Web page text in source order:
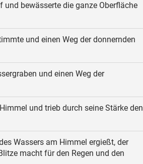
und bewässerte die ganze Oberfläche
und einen Weg der donnernden
und einen Weg der
und trieb durch seine Stärke den
Wassers am Himmel ergießt, der
macht für den Regen und den